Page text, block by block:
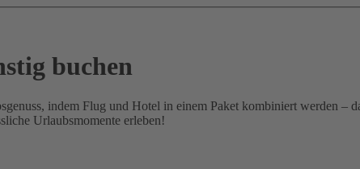
buchen
indem Flug und Hotel in einem Paket kombiniert werden
Urlaubsmomente erleben!